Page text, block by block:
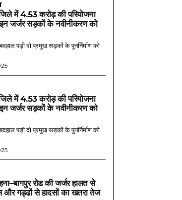
में 4.53 करोड़ की परियोजना
जर्जर सड़कों के नवीनीकरण को
पड़ी दो प्रमुख सड़कों के पुनर्निर्माण को
में 4.53 करोड़ की परियोजना
जर्जर सड़कों के नवीनीकरण को
पड़ी दो प्रमुख सड़कों के पुनर्निर्माण को
रोड की जर्जर हालत से
और गड्ढों से हादसों का खतरा तेज